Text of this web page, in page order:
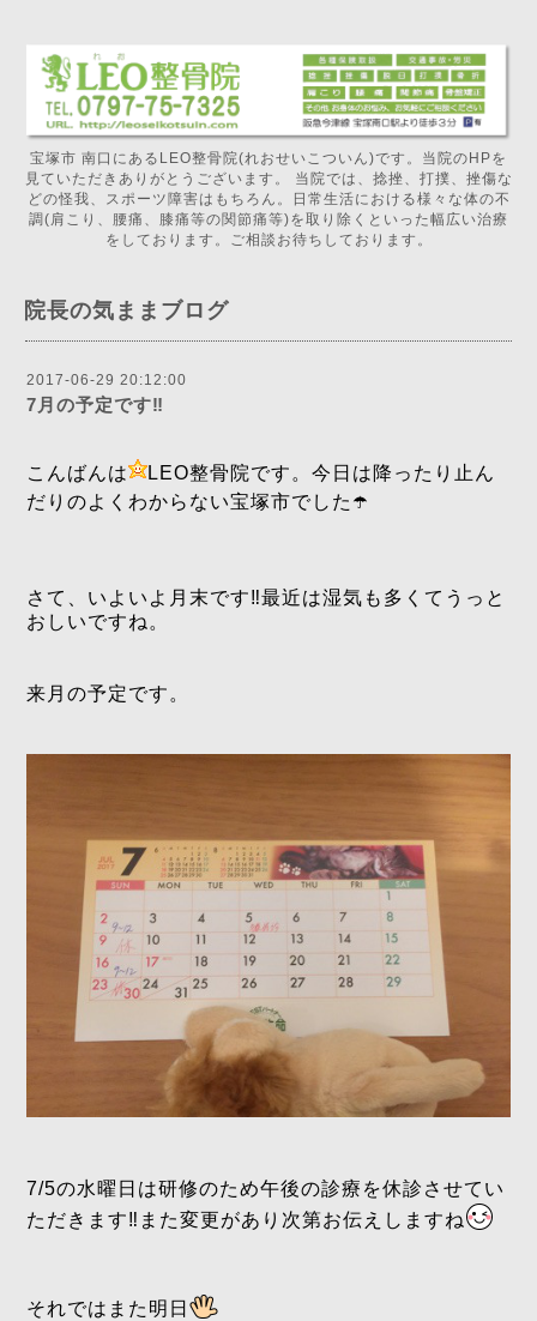
宝塚市 南口にあるLEO整骨院(れおせいこついん)です。当院のHPを
見ていただきありがとうございます。 当院では、捻挫、打撲、挫傷な
どの怪我、スポーツ障害はもちろん。日常生活における様々な体の不
調(肩こり、腰痛、膝痛等の関節痛等)を取り除くといった幅広い治療
をしております。ご相談お待ちしております。
院長の気ままブログ
2017-06-29 20:12:00
7月の予定です‼️
こんばんは
LEO整骨院です。今日は降ったり止ん
だりのよくわからない宝塚市でした☂️
さて、いよいよ月末です‼️最近は湿気も多くてうっと
おしいですね。
来月の予定です。
7/5の水曜日は研修のため午後の診療を休診させてい
ただきます‼️また変更があり次第お伝えしますね
それではまた明日